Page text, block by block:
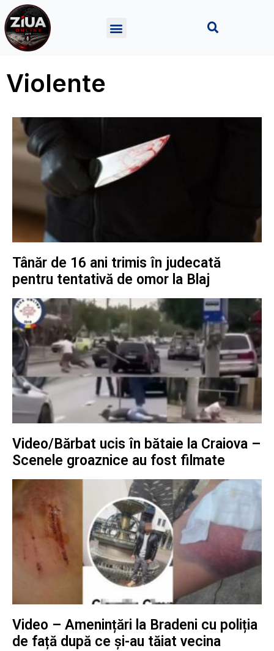
Violente
Tânăr de 16 ani trimis în judecată
pentru tentativă de omor la Blaj
Video/Bărbat ucis în bătaie la Craiova –
Scenele groaznice au fost filmate
Video – Amenințări la Bradeni cu poliția
de față după ce și-au tăiat vecina